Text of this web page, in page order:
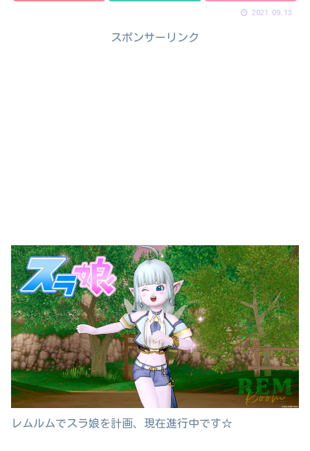
2021.09.13
スポンサーリンク
レムルムでスラ娘を計画、現在進行中です☆